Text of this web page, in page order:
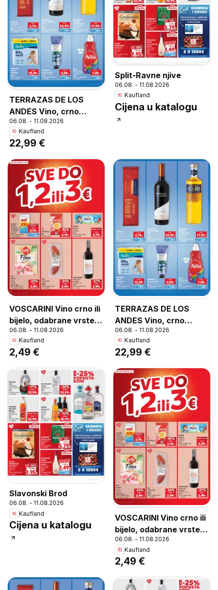
TERRAZAS DE LOS
ANDES Vino, crno
Malbec 0,75 L
06.08. - 11.08.2026
Kaufland
22,99 €
Split-Ravne njive
06.08. - 11.08.2026
Kaufland
Cijena u katalogu
VOSCARINI Vino crno ili
bijelo, odabrane vrste
0,75 L
06.08. - 11.08.2026
Kaufland
2,49 €
TERRAZAS DE LOS
ANDES Vino, crno
Malbec 0,75 L
06.08. - 11.08.2026
Kaufland
22,99 €
Slavonski Brod
06.08. - 11.08.2026
Kaufland
Cijena u katalogu
VOSCARINI Vino crno ili
bijelo, odabrane vrste
0,75 L
06.08. - 11.08.2026
Kaufland
2,49 €